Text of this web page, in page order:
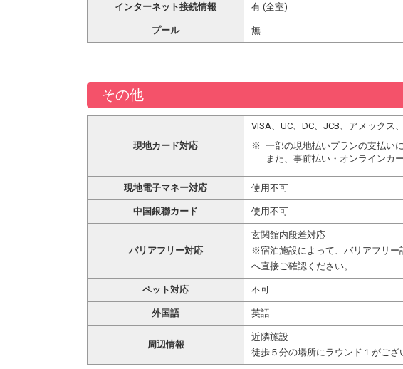
インターネット接続情報 有 (全室)
プール 無
その他
現地カード対応
VISA、UC、DC、JCB、アメックス
一部の現地払いプランの支払い
また、事前払い・オンラインカ
現地電子マネー対応 使用不可
中国銀聯カード 使用不可
バリアフリー対応
玄関館内段差対応
※宿泊施設によって、バリアフリー
へ直接ご確認ください。
ペット対応 不可
外国語 英語
周辺情報
近隣施設
徒歩５分の場所にラウンド１がござ